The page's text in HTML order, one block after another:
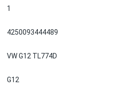
1
4250093444489
VW G12 TL774D
G12